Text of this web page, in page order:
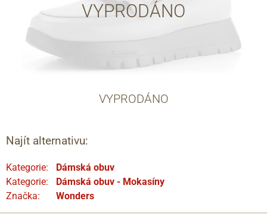
VYPRODÁNO
VYPRODÁNO
Najít alternativu:
Kategorie:
Dámská obuv
Kategorie:
Dámská obuv - Mokasíny
Značka:
Wonders